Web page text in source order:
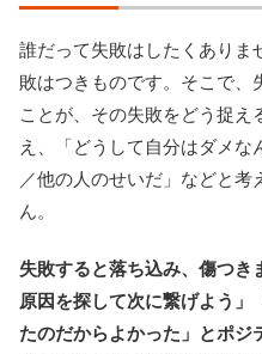
誰だって失敗はしたくありま
敗はつきものです。そこで、
ことが、その失敗をどう捉え
え、「どうして自分はダメな
／他の人のせいだ」などと
ん。
失敗すると落ち込み、傷つき
原因を探して次に繋げよう」
たのだからよかった」とポジ